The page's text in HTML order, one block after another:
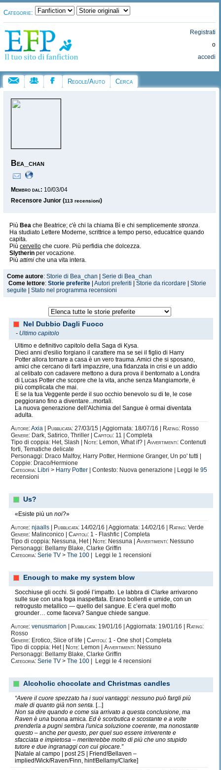
Categorie:
Registrati
o
accedi
Regole/Aiuto Cerca
Bea_chan
Membro dal: 10/03/04
Recensore Junior (113 recensioni)
Più Bea che Beatrice; c'è chi la chiama Bì e chi semplicemente stronza.
Ha studiato Lettere Moderne, scrittrice a tempo perso, educatrice quando
capita.
Più cervello che cuore. Più perfidia che dolcezza.
Slytherin per vocazione.
Più attimi che una vita intera.
Come autore: Storie di Bea_chan
Serie di Bea_chan
Come lettore: Storie preferite Autori preferiti Storie da ricordare
Storie
seguite
Stato nel programma recensioni
Nel Dubbio Dagli Fuoco
- Ultimo capitolo
Ultimo e definitivo capitolo della Saga di Kysa.
Dieci anni d'esilio forgiano il carattere ma se sei il figlio di Harry
Potter allora tornare a casa è un vero trauma. Amici che si sposano,
amici che cercano di farti impazzire, una fidanzata in crisi e un addio
al celibato con cadavere mettono a dura prova il bentornato a Londra
di Lucas Potter che scopre che la vita, anche senza Mangiamorte, è
più complicata che mai.
E se la tua Veggente perde il suo occhio benevolo su di te, le cose
peggiorano fino a diventare...mortali.
La nuova generazione dell'Alchimia del Sangue è ormai diventata
adulta.
Autore:Axia Pubblicata: 27/03/15 | Aggiornata: 18/07/16 | Rating: Rosso
Genere: Dark, Satirico, Thriller | Capitoli: 11 | Completa
Tipo di coppia: Het, Slash |
Note: Lemon, What if? | Avvertimenti: Contenuti
forti, Tematiche delicate
Personaggi: Draco Malfoy, Harry Potter, Hermione Granger, Un po' tutti |
Coppie: Draco/Hermione
Categoria: Libri > Harry Potter | Contesto: Nuova generazione | Leggi le 95
recensioni
Us?
«Esiste più un noi?»
Autore: njaalls Pubblicata: 14/02/16 | Aggiornata: 14/02/16 | Rating: Verde
Genere: Malinconico | Capitoli: 1 - Flashfic | Completa
Tipo di coppia: Nessuna, Het |
Note: Nessuna | Avvertimenti: Nessuno
Personaggi: Bellamy Blake, Clarke Griffin
Categoria: Serie TV > The 100 | Leggi le 1 recensioni
Enough to make my system blow
Socchiuse gli occhi. Si godé l’impatto. Le labbra di Clarke arrivarono
sulle sue con una foga inaspettata. Erano bollenti e umide, con un
retrogusto metallico — quello del sangue. E c’era quel motto
grounder… come faceva? Sangue chiede sangue.
Autore: venusmarion Pubblicata: 19/01/16 | Aggiornata: 19/01/16 |
Rating:
Rosso
Genere: Erotico, Slice of life | Capitoli: 1 - One shot | Completa
Tipo di coppia: Het |
Note: Lemon | Avvertimenti: Nessuno
Personaggi: Bellamy Blake, Clarke Griffin
Categoria: Serie TV > The 100 | Leggi le 4 recensioni
Alcoholic chocolate and Christmas candles
“Avere il cuore spezzato ha i suoi vantaggi: nessuno può fargli più
male di quanto già non senta. [...]
Non sa dire quando e come sia arrivato a questa conclusione, ma
Raven è una buona amica. Ed è scorbutica e scostante e a volte
prenderla a pugni sembra l'unica soluzione coerente, ma nonostante
questo – anche per questo, per quel suo essere irriverente e
sfacciata e impietosa – meriterebbe molto di più che uno stupido
tutore e due ingranaggi con cui giocare.”
[Natale al campo | post 2S | Friend!Bellaven –
implied!Wick/Raven/Finn, hint!Bellamy/Clarke]